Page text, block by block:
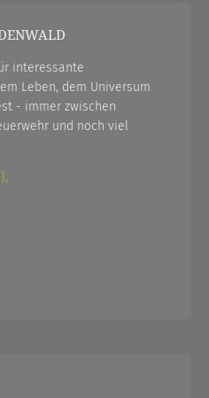
interessante
Leben, dem Universum
- immer zwischen
und noch viel